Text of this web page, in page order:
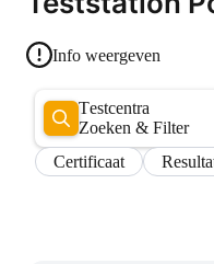
Info weergeven
Testcentra
Zoeken & Filter
Certificaat